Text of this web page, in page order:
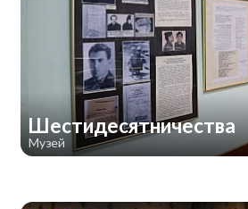
Шестидесятничества
Музей